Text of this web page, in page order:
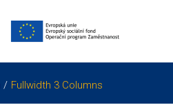
Fullwidth 3 Columns